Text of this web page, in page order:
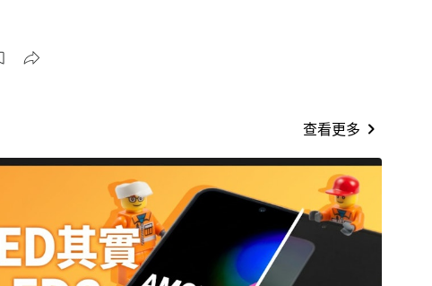
著數！6款抵買推介
查看更多